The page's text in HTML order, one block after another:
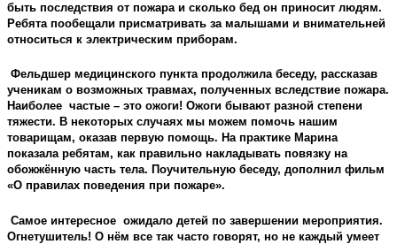
быть последствия от пожара и сколько бед он приносит людям.
Ребята пообещали присматривать за малышами и внимательней
относиться к электрическим приборам.
Фельдшер медицинского пункта продолжила беседу, рассказав
ученикам о возможных травмах, полученных вследствие пожара.
Наиболее частые – это ожоги! Ожоги бывают разной степени
тяжести. В некоторых случаях мы можем помочь нашим
товарищам, оказав первую помощь. На практике Марина
показала ребятам, как правильно накладывать повязку на
обожжённую часть тела. Поучительную беседу, дополнил фильм
«О правилах поведения при пожаре».
Самое интересное ожидало детей по завершении мероприятия.
Огнетушитель! О нём все так часто говорят, но не каждый умеет